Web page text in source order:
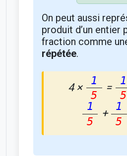
On peut aussi
produit d’un entier
fraction comme
répétée.
4 ×
1
5
=
1
5
1
5
+
1
5